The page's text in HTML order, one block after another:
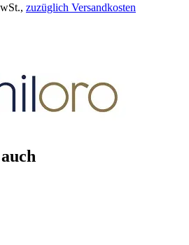
, zuzüglich Versandkosten